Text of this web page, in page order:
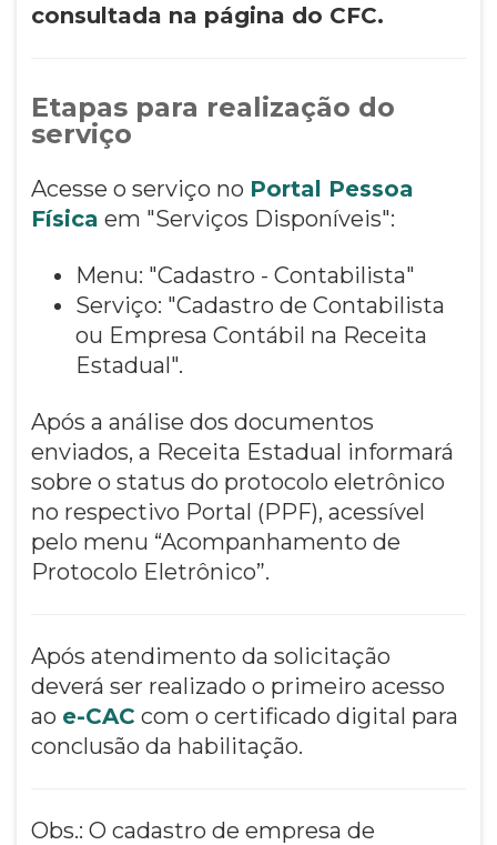
consultada na página do CFC.
Etapas para realização do
serviço
Acesse o serviço no Portal Pessoa
Física em "Serviços Disponíveis":
Menu: "Cadastro - Contabilista"
Serviço: "Cadastro de Contabilista
ou Empresa Contábil na Receita
Estadual".
Após a análise dos documentos
enviados, a Receita Estadual informará
sobre o status do protocolo eletrônico
no respectivo Portal (PPF), acessível
pelo menu “Acompanhamento de
Protocolo Eletrônico”.
Após atendimento da solicitação
deverá ser realizado o primeiro acesso
ao e-CAC com o certificado digital para
conclusão da habilitação.
Obs.: O cadastro de empresa de